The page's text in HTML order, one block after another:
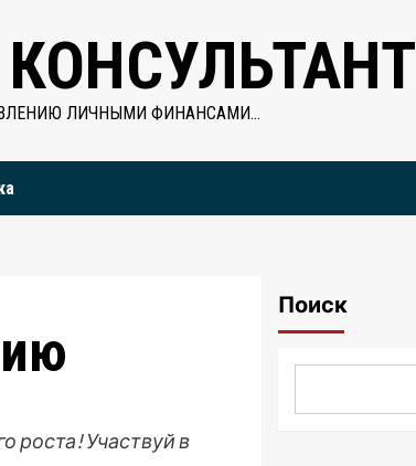
ЛИЧНЫМИ ФИНАНСАМИ…
роста! Участвуй в
Поиск